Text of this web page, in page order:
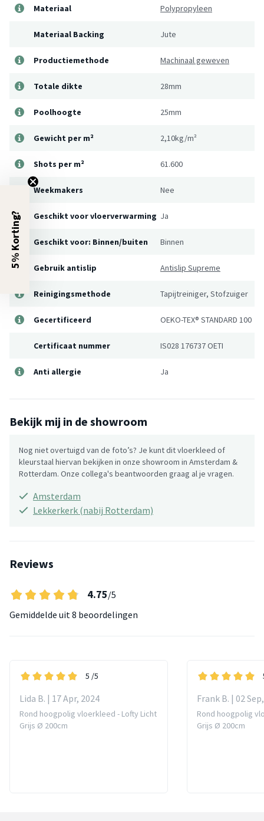
Materiaal Polypropyleen
Materiaal Backing Jute
Productiemethode Machinaal geweven
Totale dikte 28mm
Poolhoogte 25mm
Gewicht per m² 2,10kg/m²
Shots per m² 61.600
Weekmakers Nee
Geschikt voor vloerverwarming Ja
Geschikt voor: Binnen/buiten Binnen
Gebruik antislip Antislip Supreme
Reinigingsmethode Tapijtreiniger, Stofzuiger
Gecertificeerd OEKO-TEX® STANDARD 100
Certificaat nummer IS028 176737 OETI
Anti allergie Ja
Bekijk mij in de showroom
Nog niet overtuigd van de foto’s? Je kunt dit vloerkleed of
kleurstaal hiervan bekijken in onze showroom in Amsterdam &
Rotterdam. Onze collega's beantwoorden graag al je vragen.
Amsterdam
Lekkerkerk (nabij Rotterdam)
Reviews
4.75/5
Gemiddelde uit 8 beoordelingen
5 /5
Lida B. | 17 Apr, 2024
Rond hoogpolig vloerkleed - Lofty Licht
Grijs Ø 200cm
Frank B. | 02
Rond hoogpolig
Grijs Ø 200cm
5% Korting?